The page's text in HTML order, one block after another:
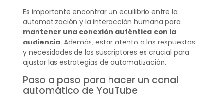
Es importante encontrar un equilibrio entre la
automatización y la interacción humana para
mantener una conexión auténtica con la
audiencia. Además, estar atento a las respuestas
y necesidades de los suscriptores es crucial para
ajustar las estrategias de automatización.
Paso a paso para hacer un canal
automático de YouTube